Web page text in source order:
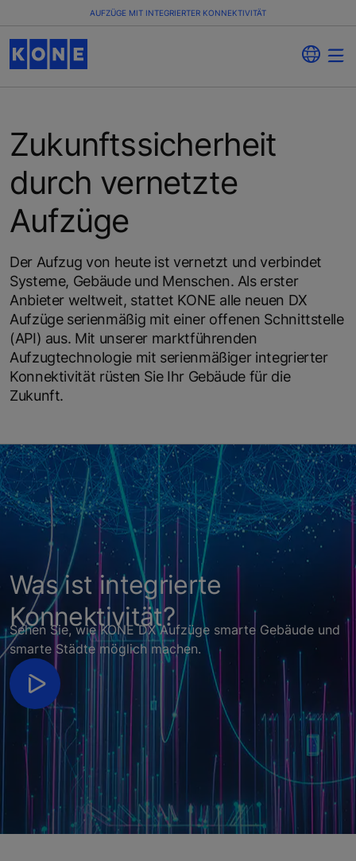
AUFZÜGE MIT INTEGRIERTER KONNEKTIVITÄT
Zukunftssicherheit
durch vernetzte
Aufzüge
Der Aufzug von heute ist vernetzt und verbindet
Systeme, Gebäude und Menschen. Als erster
Anbieter weltweit, stattet KONE alle neuen DX
Aufzüge serienmäßig mit einer offenen Schnittstelle
(API) aus. Mit unserer marktführenden
Aufzugtechnologie mit serienmäßiger integrierter
Konnektivität rüsten Sie Ihr Gebäude für die
Zukunft.
Was ist integrierte
Konnektivität?
Sehen Sie, wie KONE DX Aufzüge smarte Gebäude und
smarte Städte möglich machen.